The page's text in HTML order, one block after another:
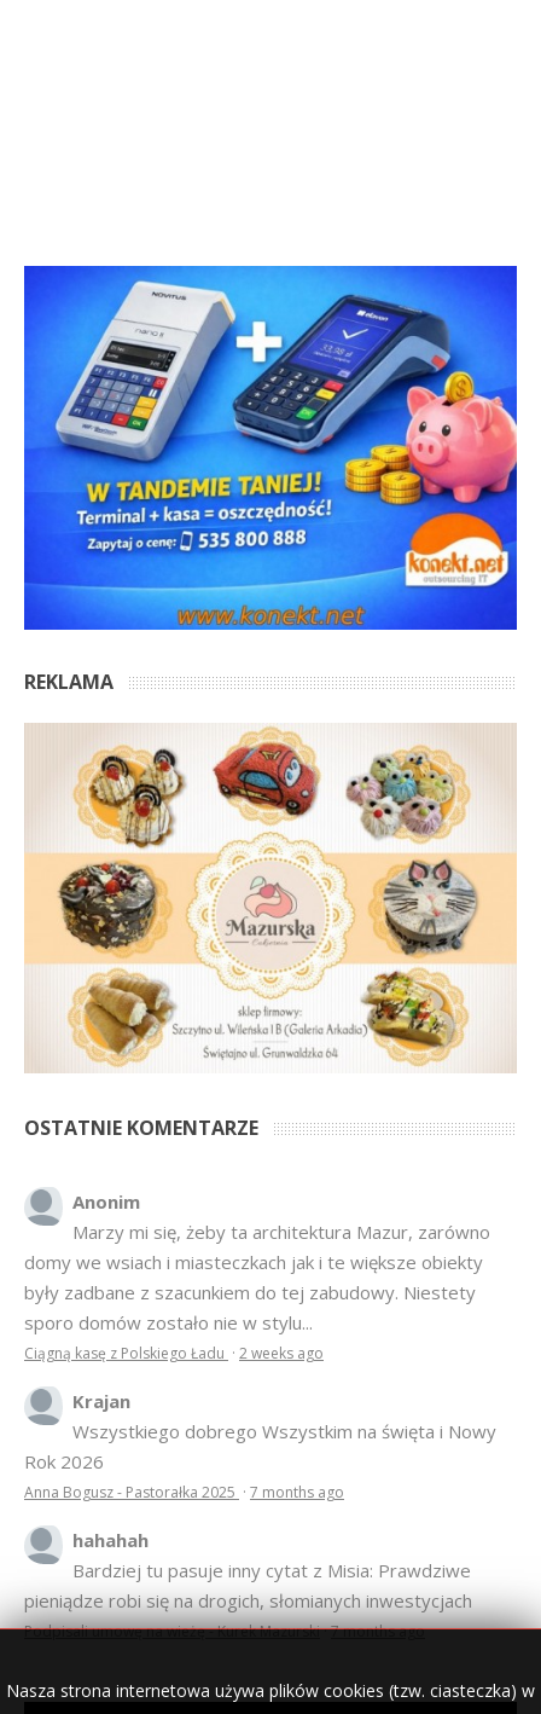
REKLAMA
OSTATNIE KOMENTARZE
Anonim
Marzy mi się, żeby ta architektura Mazur, zarówno
domy we wsiach i miasteczkach jak i te większe obiekty
były zadbane z szacunkiem do tej zabudowy. Niestety
sporo domów zostało nie w stylu...
Ciągną kasę z Polskiego Ładu · 2 weeks ago
Krajan
Wszystkiego dobrego Wszystkim na święta i Nowy
Rok 2026
Anna Bogusz - Pastorałka 2025 · 7 months ago
hahahah
Bardziej tu pasuje inny cytat z Misia: Prawdziwe
pieniądze robi się na drogich, słomianych inwestycjach
Podpisali umowę na wieżę - Kurek Mazurski·7 months ago
Nasza strona internetowa używa plików cookies (tzw. ciasteczka) w